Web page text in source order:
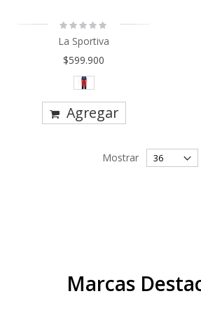
Rating:
0%
La Sportiva
$599.900
Agregar
Mostrar
Marcas